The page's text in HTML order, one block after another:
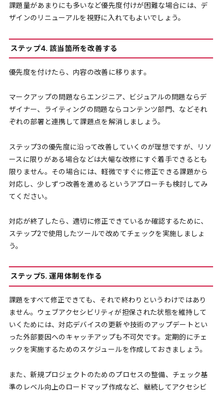
課題量があまりにも多いなど優先度付けが困難な場合には、デ
ザインのリニューアルを視野に入れてもよいでしょう。
ステップ4. 該当箇所を改善する
優先度を付けたら、内容の改善に移ります。
マークアップの問題ならエンジニア、ビジュアルの問題ならデ
ザイナー、ライティングの問題ならコンテンツ部門、などそれ
ぞれの部署と連携して課題点を解消しましょう。
ステップ3の優先度に沿って改善していくのが理想ですが、リソ
ースに限りがある場合などは大幅な改修にすぐ着手できるとも
限りません。その場合には、軽微ですぐに修正できる課題から
対応し、少しずつ改善を進めるというアプローチも検討してみ
てください。
対応が終了したら、適切に修正できているか確認するために、
ステップ2で使用したツールで改めてチェックを実施しましょ
う。
ステップ5. 運用体制を作る
課題をすべて修正できても、それで終わりというわけではあり
ません。ウェブアクセシビリティが担保された状態を維持して
いくためには、対応デバイスの更新や技術のアップデートとい
った外部要因へのキャッチアップも不可欠です。定期的にチェ
ックを実施するためのスケジュールを作成しておきましょう。
また、新規プロジェクトのためのプロセスの整備、チェック基
準のレベル向上のロードマップ作成など、継続してアクセシビ